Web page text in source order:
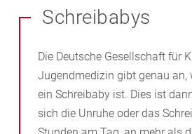
Schreibabys
Die Deutsche Gesellschaft für
Jugendmedizin gibt genau an,
ein Schreibaby ist. Dies ist
sich die Unruhe oder das